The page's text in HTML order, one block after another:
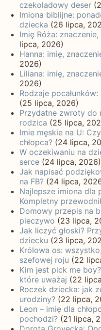
czekoladowy deser
Imiona biblijne:
dziecka (26 lipca,
Imię Róża:
lipca, 2026)
Hanna: imię,
2026)
Liliana: imię,
2026)
Rodzaje
(25 lipca, 2026)
Przydatne zwroty do
rodzica (25 lipca,
Imie męskie na U:
chłopca? (24 lipca,
W oczekiwaniu na
serce (24 lipca, 2026)
Jak napisać
na FB? (24 lipca,
Najlepsze imiona dla
Kompletny
Domowy przepis na
pieczywo (23 lipca,
Jak liczyć głoski?
dziecku (23 lipca,
Królowa os:
szefowej roju (22
Kim jest pick me
które uważaj (22
Roczek dziecka: jak
urodziny? (22 lipca,
Leon – imię dla
pochodzi? (21 lipca,